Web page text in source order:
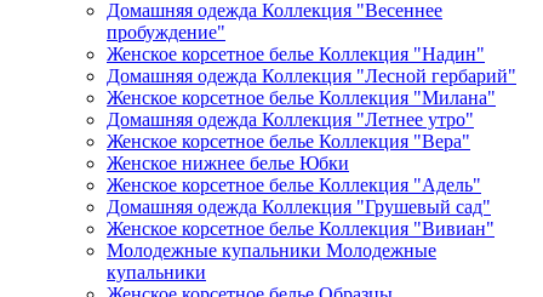
Домашняя одежда Коллекция "Весеннее
пробуждение"
Женское корсетное белье Коллекция "Надин"
Домашняя одежда Коллекция "Лесной гербарий"
Женское корсетное белье Коллекция "Милана"
Домашняя одежда Коллекция "Летнее утро"
Женское корсетное белье Коллекция "Вера"
Женское нижнее белье Юбки
Женское корсетное белье Коллекция "Адель"
Домашняя одежда Коллекция "Грушевый сад"
Женское корсетное белье Коллекция "Вивиан"
Молодежные купальники Молодежные
купальники